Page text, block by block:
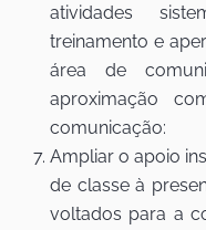
atividades
treinamento e
área de
aproximação
comunicação:
Ampliar o apoio
de classe à
voltados para a